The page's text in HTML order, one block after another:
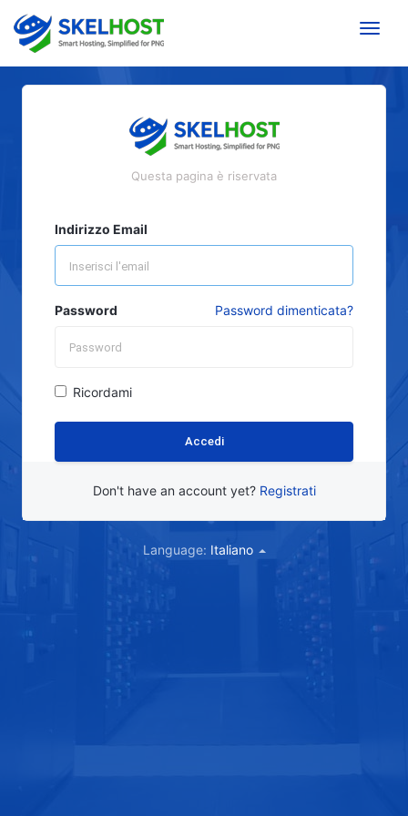
Questa pagina è riservata
Indirizzo Email
Password Password dimenticata?
Ricordami
Don't have an account yet? Registrati
Language: Italiano